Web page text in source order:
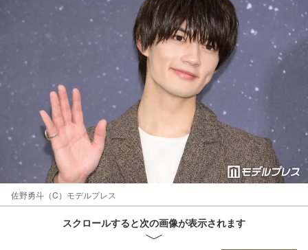
佐野勇斗（C）モデルプレス
スクロールすると次の画像が表示されます